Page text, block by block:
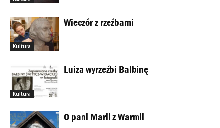
Kultura
Wieczór z rzeźbami
Kultura
Luiza wyrzeźbi Balbinę
O pani Marii z Warmii